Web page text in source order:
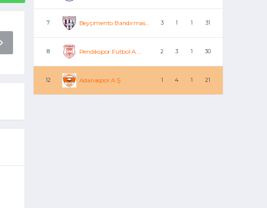
7 Beyçimento Bandırmas... 3 1 1 31
8 Pendikspor Futbol A.... 2 3 1 30
12 Adanaspor A.Ş. 1 4 1 21